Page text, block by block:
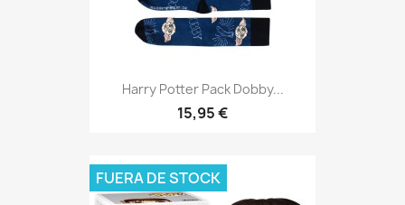
Harry Potter Pack Dobby...
15,95 €
FUERA DE STOCK